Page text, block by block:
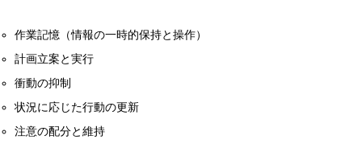
自律型AIエージェントと観測者の違いとは？統一理論枠組
作業記憶（情報の一時的保持と操作）
計画立案と実行
衝動の抑制
状況に応じた行動の更新
注意の配分と維持